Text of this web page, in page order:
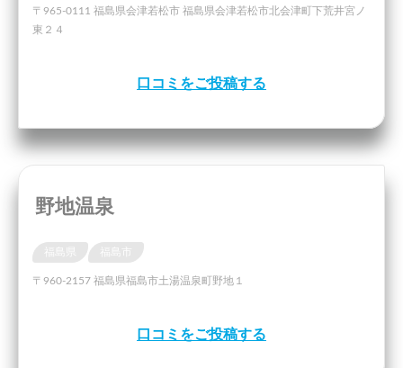
〒965-0111 福島県会津若松市 福島県会津若松市北会津町下荒井宮ノ
東２４
口コミをご投稿する
野地温泉
〒960-2157 福島県福島市土湯温泉町野地１
口コミをご投稿する